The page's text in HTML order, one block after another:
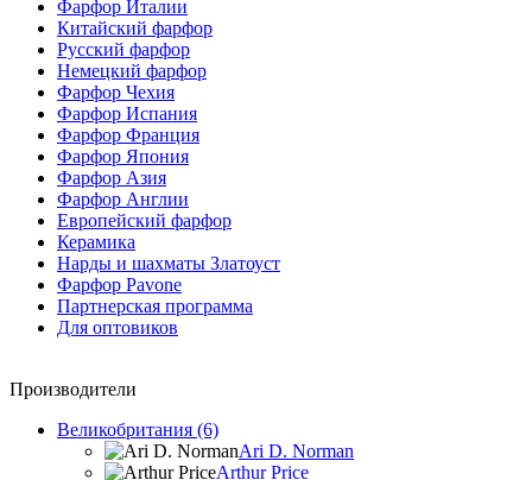
Фарфор Италии
Китайский фарфор
Русский фарфор
Немецкий фарфор
Фарфор Чехия
Фарфор Испания
Фарфор Франция
Фарфор Япония
Фарфор Азия
Фарфор Англии
Европейский фарфор
Керамика
Нарды и шахматы Златоуст
Фарфор Pavone
Партнерская программа
Для оптовиков
Производители
Великобритания (6)
Ari D. Norman
Arthur Price